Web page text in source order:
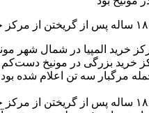
در مونیخ دست‌کم ۱۰ نفر جان باختند.